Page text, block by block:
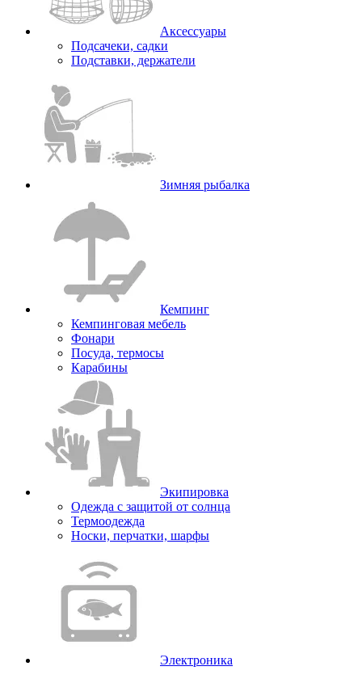
Аксессуары
Подсачеки, садки
Подставки, держатели
Зимняя рыбалка
Кемпинг
Кемпинговая мебель
Фонари
Посуда, термосы
Карабины
Экипировка
Одежда с защитой от солнца
Термоодежда
Носки, перчатки, шарфы
Электроника